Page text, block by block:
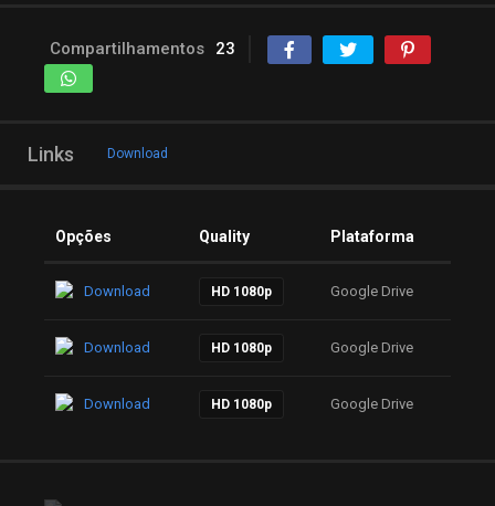
Compartilhamentos 23
Links Download
Opções Quality Plataforma
Download HD 1080p Google Drive
Download HD 1080p Google Drive
Download HD 1080p Google Drive